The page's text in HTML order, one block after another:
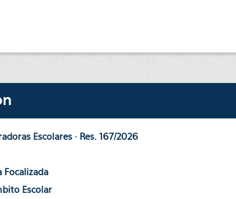
Escolares · Res. 167/2026
Focalizada
Escolar